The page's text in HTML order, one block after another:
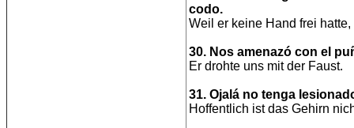
codo.
Weil er keine Hand frei
30. Nos amenazó con el
Er drohte uns mit der Faust.
31. Ojalá no tenga
Hoffentlich ist das Gehirn